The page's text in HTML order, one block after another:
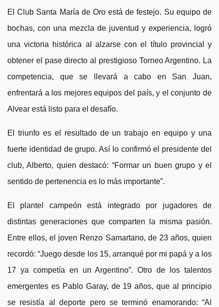
El Club Santa María de Oro está de festejo. Su equipo de
bochas, con una mezcla de juventud y experiencia, logró
una victoria histórica al alzarse con el título provincial y
obtener el pase directo al prestigioso Torneo Argentino. La
competencia, que se llevará a cabo en San Juan,
enfrentará a los mejores equipos del país, y el conjunto de
Alvear está listo para el desafío.
El triunfo es el resultado de un trabajo en equipo y una
fuerte identidad de grupo. Así lo confirmó el presidente del
club, Alberto, quien destacó: “Formar un buen grupo y el
sentido de pertenencia es lo más importante”.
El plantel campeón está integrado por jugadores de
distintas generaciones que comparten la misma pasión.
Entre ellos, el joven Renzo Samartano, de 23 años, quien
recordó: “Juego desde los 15, arranqué por mi papá y a los
17 ya competía en un Argentino”. Otro de los talentos
emergentes es Pablo Garay, de 19 años, que al principio
se resistía al deporte pero se terminó enamorando: “Al